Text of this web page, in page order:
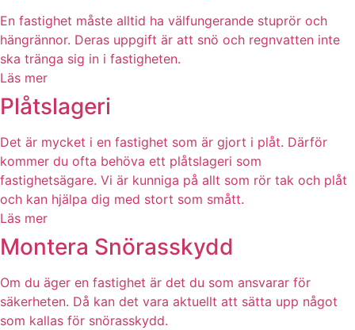
En fastighet måste alltid ha välfungerande stuprör och
hängrännor. Deras uppgift är att snö och regnvatten inte
ska tränga sig in i fastigheten.
Läs mer
Plåtslageri
Det är mycket i en fastighet som är gjort i plåt. Därför
kommer du ofta behöva ett plåtslageri som
fastighetsägare. Vi är kunniga på allt som rör tak och plåt
och kan hjälpa dig med stort som smått.
Läs mer
Montera Snörasskydd
Om du äger en fastighet är det du som ansvarar för
säkerheten. Då kan det vara aktuellt att sätta upp något
som kallas för snörasskydd.